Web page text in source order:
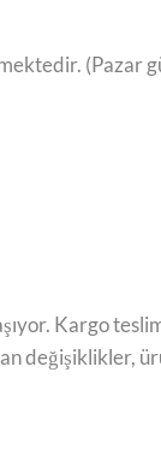
(Pazar
Kargo